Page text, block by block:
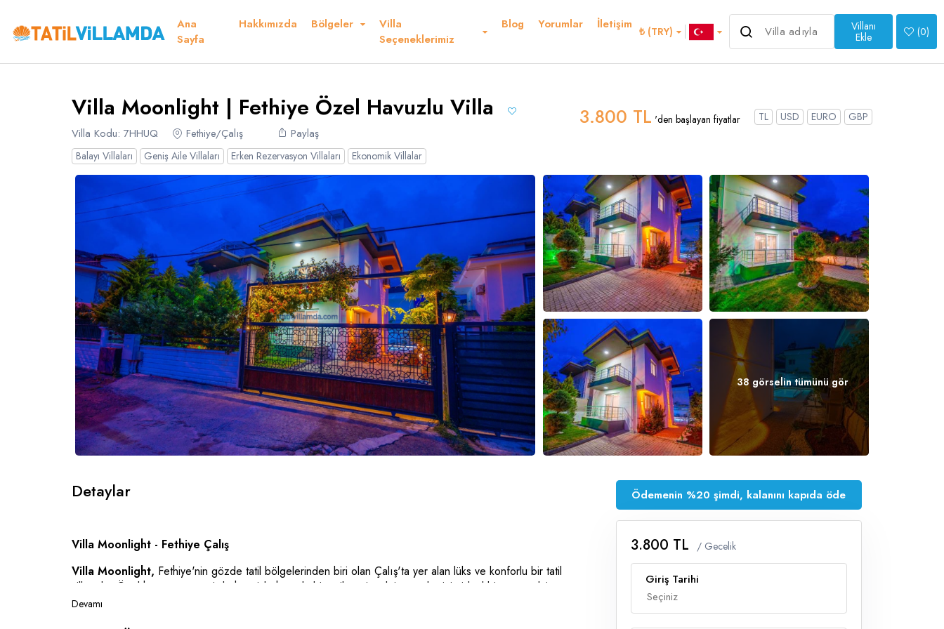
Ana
Sayfa
Hakkımızda Bölgeler
Villa
Seçeneklerimiz
Blog Yorumlar İletişim ₺ (TRY)
Villanı
Ekle
(0)
Villa Moonlight | Fethiye Özel Havuzlu Villa
Villa Kodu: 7HHUQ Fethiye/Çalış Paylaş
Teşekkür Ederiz
3.800 TL 'den başlayan fiyatlar TL USD EURO GBP
Balayı Villaları Geniş Aile Villaları Erken Rezervasyon Villaları Ekonomik Villalar
38 görselin tümünü gör
Detaylar Fiyatlar Müsaitlik Takvimi Kurallar ve Şartlar Konum Yorumlar 3.800 ₺ 'den başlayan fiyatlar
Detaylar
Villa Moonlight - Fethiye Çalış
Villa Moonlight, Fethiye'nin gözde tatil bölgelerinden biri olan Çalış'ta yer alan lüks ve konforlu bir tatil
villasıdır. Özel havuzu ve geniş bahçesiyle huzurlu bir tatil geçirmek isteyenler için ideal bir seçenektir.
Devamı
Ödemenin %20 şimdi, kalanını kapıda öde
3.800 TL / Gecelik
Giriş Tarihi
Dil Seçiniz
English French German Italian
Russian Spanish
Kur Seçiniz
TRY- TL EUR - € GBP- £
Favorilerim
Müsaitlik Takvimi
Müsaitlik Takvimi >